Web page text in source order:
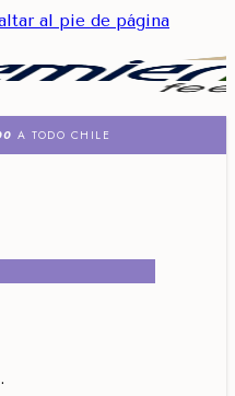
al pie de página
A TODO CHILE